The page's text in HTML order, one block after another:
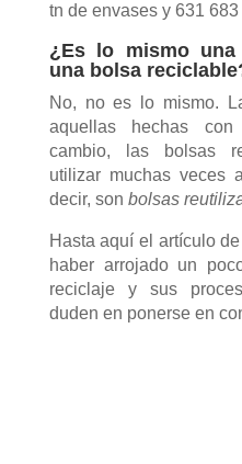
tn de envases y 631
¿Es lo mismo
una bolsa
No, no es lo mismo.
aquellas hechas con
cambio, las bolsas
utilizar muchas veces
decir, son bolsas
Hasta aquí el artículo
haber arrojado un
reciclaje y sus
duden en ponerse en